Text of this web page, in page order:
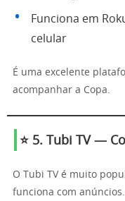
Funciona em
celular
É uma excelente
acompanhar a Copa.
⭐ 5. Tubi TV —
O Tubi TV é muito
funciona com anúncios.